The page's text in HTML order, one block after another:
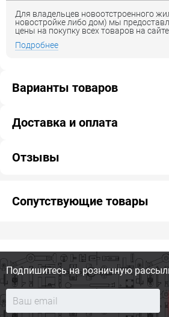
Для владельцев новоотстроенного
новостройке либо дом) мы
цены на покупку всех товаров на сайте.
Подробнее
Варианты товаров
Доставка и оплата
Отзывы
Сопутствующие товары
Подпишитесь на розничную